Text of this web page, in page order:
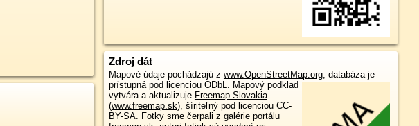
Zdroj dát
Mapové údaje pochádzajú z www.OpenStreetMap.org, databáza je
prístupná pod licenciou ODbL. Mapový podklad
vytvára a aktualizuje Freemap Slovakia
(www.freemap.sk), šíriteľný pod licenciou CC-
BY-SA. Fotky sme čerpali z galérie portálu